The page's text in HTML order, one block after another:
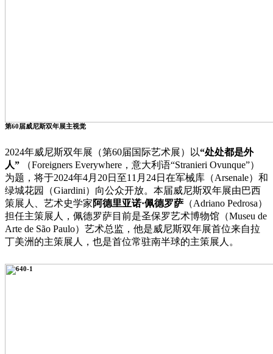
第60届威尼斯双年展主视觉
2024年威尼斯双年展（第60届国际艺术展）以“处处都是外
人” （Foreigners Everywhere，意大利语“Stranieri Ovunque”）
为题，将于2024年4月20日至11月24日在军械库（Arsenale）和
绿城花园（Giardini）向公众开放。本届威尼斯双年展由巴西
策展人、艺术史学家阿德里亚诺·佩德罗萨 （Adriano Pedrosa）
担任主策展人，佩德罗萨目前是圣保罗艺术博物馆（Museu de
Arte de São Paulo）艺术总监，他是威尼斯双年展首位来自拉
丁美洲的主策展人，也是首位常驻南半球的主策展人。